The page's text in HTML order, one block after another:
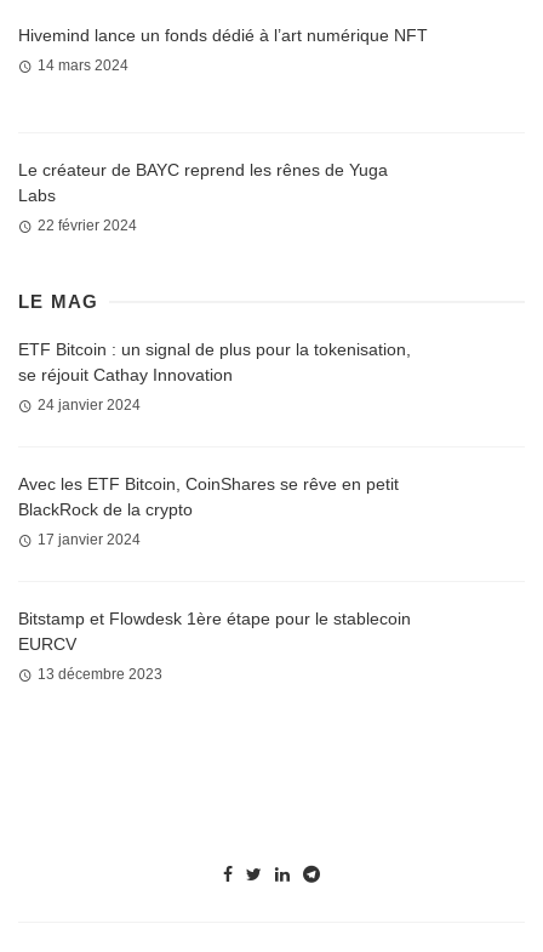
Hivemind lance un fonds dédié à l’art numérique NFT
14 mars 2024
Le créateur de BAYC reprend les rênes de Yuga
Labs
22 février 2024
LE MAG
ETF Bitcoin : un signal de plus pour la tokenisation,
se réjouit Cathay Innovation
24 janvier 2024
Avec les ETF Bitcoin, CoinShares se rêve en petit
BlackRock de la crypto
17 janvier 2024
Bitstamp et Flowdesk 1ère étape pour le stablecoin
EURCV
13 décembre 2023